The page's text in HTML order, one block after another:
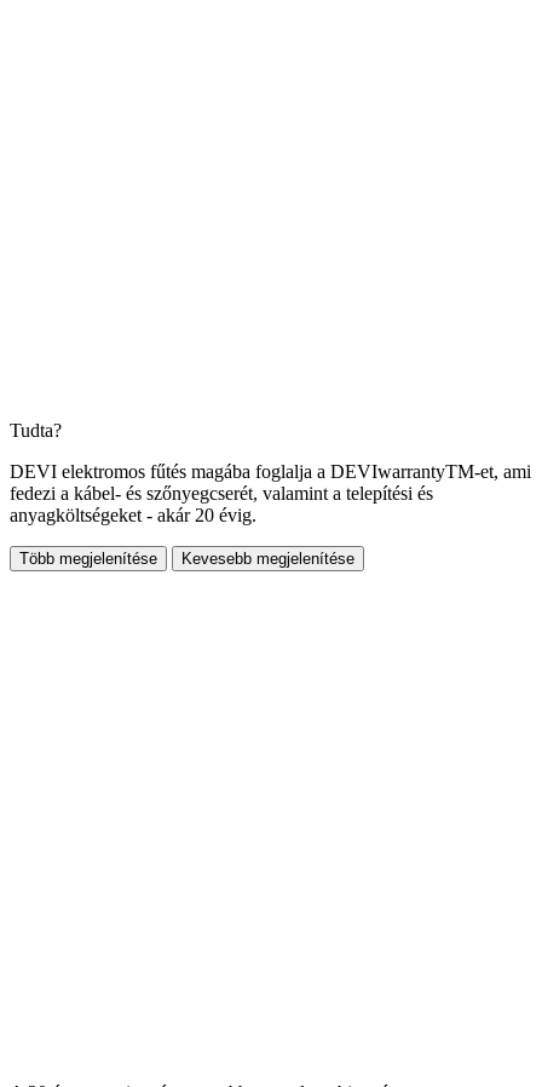
Tudta?
DEVI elektromos fűtés magába foglalja a DEVIwarrantyTM-et, ami
fedezi a kábel- és szőnyegcserét, valamint a telepítési és
anyagköltségeket - akár 20 évig.
Több megjelenítése Kevesebb megjelenítése